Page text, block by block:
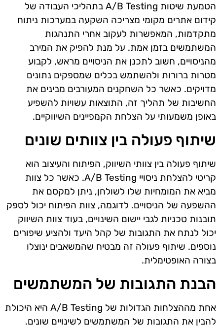
הטמעת שיטות A/B Testing בתהליכי העבודה של
קידום אתרים מקומי מצריכה השקעה במערכות ניתוח
מתקדמות, המאפשרות לעקוב אחרי התנהגות
המשתמשים בזמן אמת. על מנת להפיק את המירב
מהניסויים, חשוב לתכנן את הניסויים מראש, לקבוע
מטרות ברורות ולהשתמש בכלים שמספקים נתונים
מדויקים. כאשר כל השחקנים המעורבים מבינים את
החשיבות של תהליך זה, התוצאות עשויות להשפיע
באופן משמעותי על הצלחת הקמפיינים השיווקיים.
שיתוף פעולה בין צוותים שונים
שיתוף פעולה בין צוותי השיווק, הפיתוח והעיצוב הוא
קריטי להצלחת ניסויי A/B Testing. כאשר כל צוות
מביא את המומחיות שלו לשולחן, ניתן למקסם את
ההשפעה של הניסויים. לדוגמה, צוות הפיתוח יכול לספק
תובנות טכניות לגבי יישום השינויים, בעוד צוות השיווק
יכול לנתח את התגובות של קהל היעד ולהציע שיפורים
נוספים. שיתוף פעולה זה מבטיח שהמשאבים ינוצלו
בצורה האופטימלית.
הבנת התגובות של המשתמשים
אחת מההצלחות הגדולות של A/B Testing היא היכולת
להבין את התגובות של המשתמשים לשינויים שונים.